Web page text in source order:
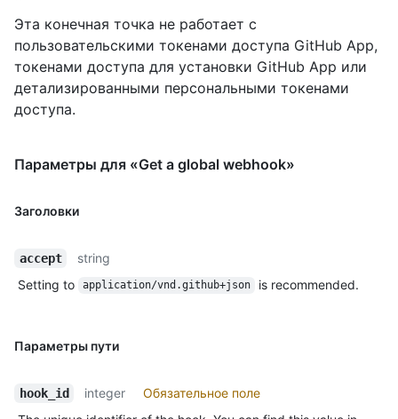
Эта конечная точка не работает с
пользовательскими токенами доступа GitHub App,
токенами доступа для установки GitHub App или
детализированными персональными токенами
доступа.
Параметры для «Get a global webhook»
Заголовки
accept
string
Setting to
application/vnd.github+json is recommended.
Параметры пути
hook_id integer
Обязательное поле